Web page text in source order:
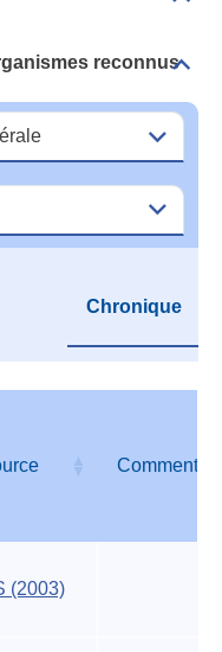
reconnus
Chronique
(2003)